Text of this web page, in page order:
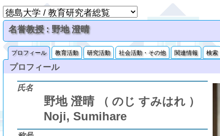
名誉教授 : 野地 澄晴
プロフィール 教育活動 研究活動 社会活動・その他 関連情報 検索
プロフィール
氏名
野地 澄晴 （ のじ すみはれ ）
Noji, Sumihare